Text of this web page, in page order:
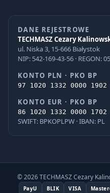
DANE REJESTROWE
TECHMASZ Cezary
ul. Niska 3, 15-666 Białystok
NIP: 542-169-43-56 · REGON:
KONTO PLN · PKO BP
97 1020 1332 0000 1902
KONTO EUR · PKO BP
86 1020 1332 0000 1702
SWIFT: BPKOPLPW · IBAN: PL
© 2026 TECHMASZ Cezary
PayU BLIK VISA